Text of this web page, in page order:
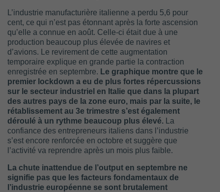
L’industrie manufacturière italienne a perdu 5,6 pour
cent, ce qui n’est pas étonnant après la forte ascension
qu’elle a connue en août. Celle-ci était due à une
production beaucoup plus élevée de navires et
d’avions. Le revirement de cette augmentation
temporaire explique en grande partie la contraction
enregistrée en septembre. Le graphique montre que le
premier lockdown a eu de plus fortes répercussions
sur le secteur industriel en Italie que dans la plupart
des autres pays de la zone euro, mais par la suite, le
rétablissement au 3e trimestre s’est également
déroulé à un rythme beaucoup plus élevé. La
confiance des entrepreneurs italiens dans l’industrie
s’est encore renforcée en octobre et suggère que
l’activité va reprendre après un mois plus faible.
La chute inattendue de l’output en septembre ne
signifie pas que les facteurs fondamentaux de
l’industrie européenne se sont brutalement